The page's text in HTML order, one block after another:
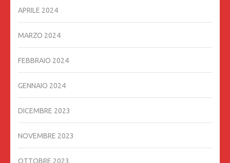
APRILE 2024
MARZO 2024
FEBBRAIO 2024
GENNAIO 2024
DICEMBRE 2023
NOVEMBRE 2023
OTTOBRE 2023